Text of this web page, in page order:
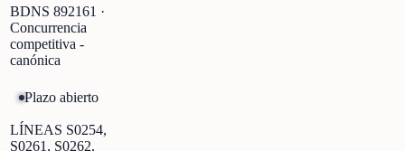
BDNS 892161 ·
Concurrencia
competitiva -
canónica
Plazo abierto
LÍNEAS S0254,
S0261, S0262,